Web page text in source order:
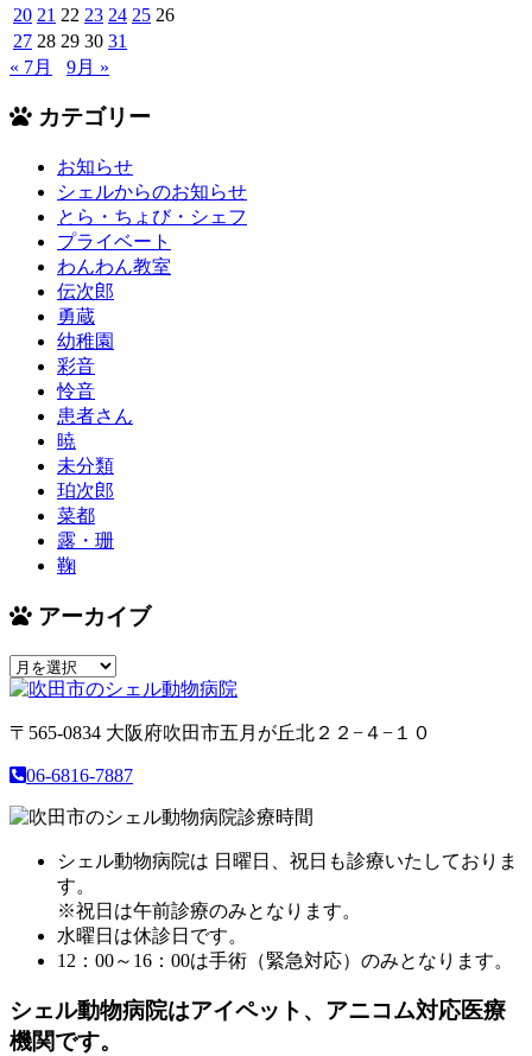
20 21 22 23 24 25 26
27 28 29 30 31
« 7月
9月 »
カテゴリー
お知らせ
シェルからのお知らせ
とら・ちょび・シェフ
プライベート
わんわん教室
伝次郎
勇蔵
幼稚園
彩音
怜音
患者さん
暁
未分類
珀次郎
菜都
露・珊
鞠
アーカイブ
ア
ー
イ
ブ
〒565-0834 大阪府吹田市五月が丘北２２−４−１０
06-6816-7887
シェル動物病院は 日曜日、祝日も診療いたしておりま
す。
※祝日は午前診療のみとなります。
水曜日は休診日です。
12：00～16：00は手術（緊急対応）のみとなります。
シェル動物病院はアイペット、アニコム対応医療
機関です。